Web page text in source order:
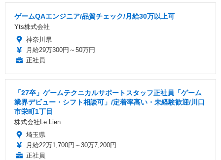
ゲームQAエンジニア/品質チェック/月給30万以上可
Yts株式会社
神奈川県
月給29万300円～50万円
正社員
「27卒」ゲームテクニカルサポートスタッフ正社員「ゲーム
業界デビュー・シフト相談可」/定着率高い・未経験歓迎/川口
市栄町1丁目
株式会社Le Lien
埼玉県
月給22万1,700円～30万7,200円
正社員